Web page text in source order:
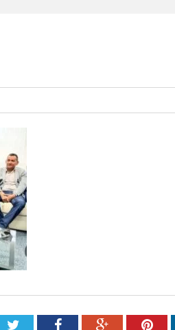
TwitterFacebookGoogle+